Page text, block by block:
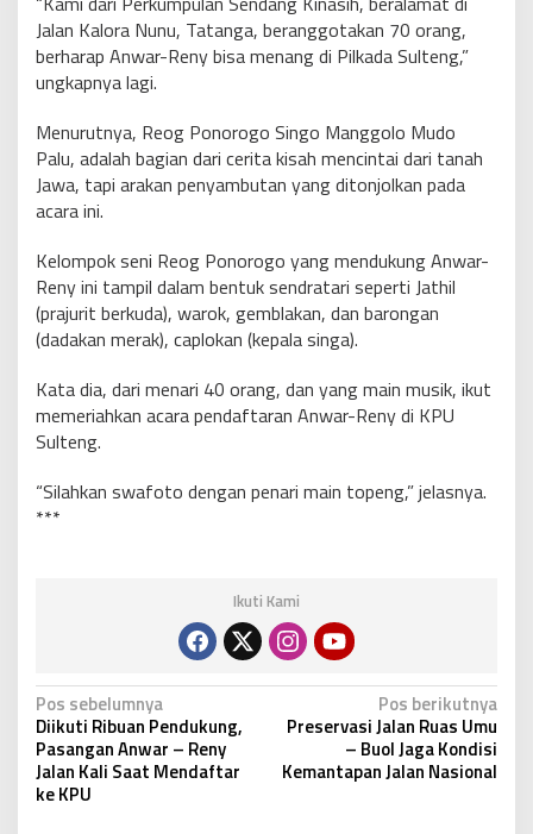
Jalan Kalora Nunu, Tatanga, beranggotakan 70 orang,
berharap Anwar-Reny bisa menang di Pilkada Sulteng,”
ungkapnya lagi.
Menurutnya, Reog Ponorogo Singo Manggolo Mudo
Palu, adalah bagian dari cerita kisah mencintai dari tanah
Jawa, tapi arakan penyambutan yang ditonjolkan pada
acara ini.
Kelompok seni Reog Ponorogo yang mendukung Anwar-
Reny ini tampil dalam bentuk sendratari seperti Jathil
(prajurit berkuda), warok, gemblakan, dan barongan
(dadakan merak), caplokan (kepala singa).
Kata dia, dari menari 40 orang, dan yang main musik, ikut
memeriahkan acara pendaftaran Anwar-Reny di KPU
Sulteng.
“Silahkan swafoto dengan penari main topeng,” jelasnya.
***
Ikuti Kami
N
a
v
i
Pos sebelumnya
Diikuti Ribuan Pendukung,
Pasangan Anwar – Reny
Jalan Kali Saat Mendaftar
ke KPU
Pos berikutnya
Preservasi Jalan Ruas Umu
– Buol Jaga Kondisi
Kemantapan Jalan Nasional